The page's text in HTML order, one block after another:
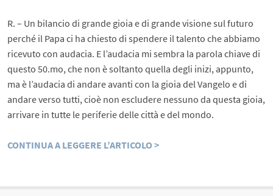
R. – Un bilancio di grande gioia e di grande visione sul futuro
perché il Papa ci ha chiesto di spendere il talento che abbiamo
ricevuto con audacia. E l’audacia mi sembra la parola chiave di
questo 50.mo, che non è soltanto quella degli inizi, appunto,
ma è l’audacia di andare avanti con la gioia del Vangelo e di
andare verso tutti, cioè non escludere nessuno da questa gioia,
arrivare in tutte le periferie delle città e del mondo.
CONTINUA A LEGGERE L’ARTICOLO >